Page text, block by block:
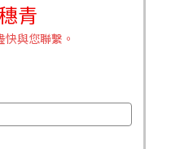
青
與您聯繫。